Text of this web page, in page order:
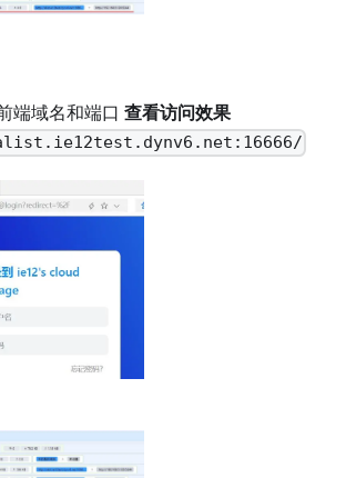
端域名和端口 查看访问效果